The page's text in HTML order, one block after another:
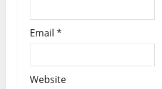
Email *
Website